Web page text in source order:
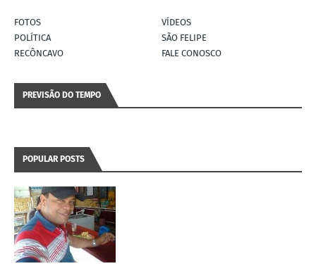
FOTOS
VÍDEOS
POLÍTICA
SÃO FELIPE
RECÔNCAVO
FALE CONOSCO
PREVISÃO DO TEMPO
POPULAR POSTS